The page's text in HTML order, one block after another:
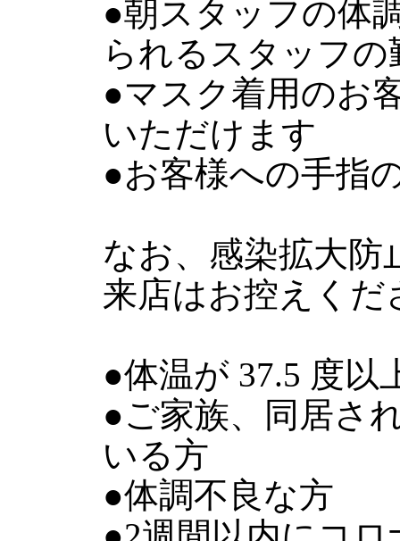
●朝スタッフの体
られるスタッフの
●マスク着用のお
いただけます
●お客様への手指
なお、感染拡大防
来店はお控えくだ
●体温が 37.5 度以
●ご家族、同居さ
いる方
●体調不良な方